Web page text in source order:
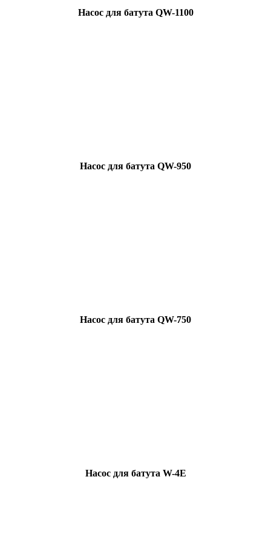
Насос для батута QW-1100
Насос для батута QW-950
Насос для батута QW-750
Насос для батута W-4E